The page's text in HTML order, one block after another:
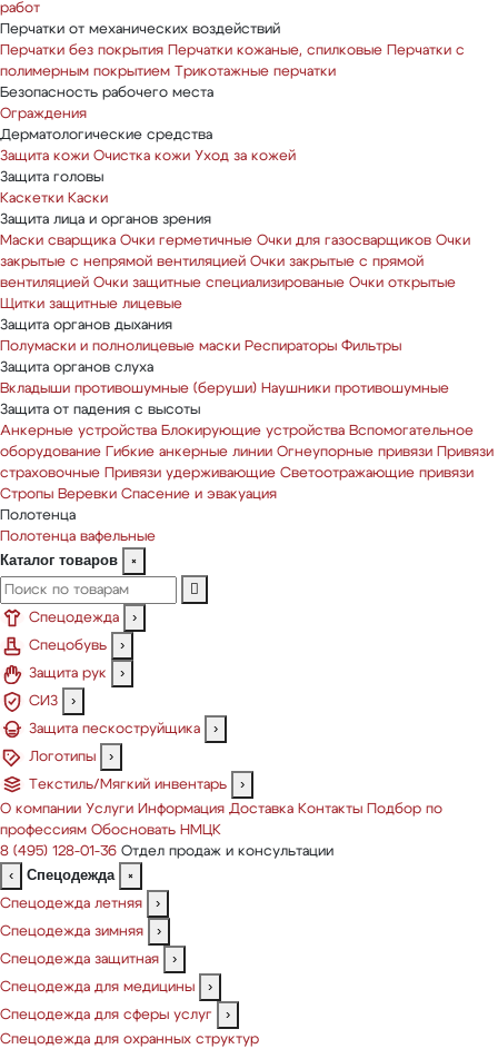
работ
Перчатки от механических воздействий
Перчатки без покрытия
Перчатки кожаные, спилковые
Перчатки с
полимерным покрытием
Трикотажные перчатки
Безопасность рабочего места
Ограждения
Дерматологические средства
Защита кожи Очистка кожи Уход за кожей
Защита головы
Каскетки Каски
Защита лица и органов зрения
Маски сварщика Очки герметичные Очки для газосварщиков Очки
закрытые с непрямой вентиляцией Очки закрытые с прямой
вентиляцией Очки защитные специализированые Очки открытые
Щитки защитные лицевые
Защита органов дыхания
Полумаски и полнолицевые маски Респираторы Фильтры
Защита органов слуха
Вкладыши противошумные (беруши) Наушники противошумные
Защита от падения с высоты
Анкерные устройства Блокирующие устройства Вспомогательное
оборудование
Гибкие анкерные линии Огнеупорные привязи
Привязи
страховочные
Привязи удерживающие Светоотражающие привязи
Стропы Веревки Спасение и эвакуация
Полотенца
Полотенца вафельные
Каталог товаров ×
Спецодежда
›
Спецобувь
›
Защита рук
›
СИЗ
›
Защита пескоструйщика
›
Логотипы
›
Текстиль/Мягкий инвентарь
›
О компании Услуги Информация Доставка Контакты
Подбор по
профессиям Обосновать НМЦК
8 (495) 128-01-36 Отдел продаж и консультации
‹
Спецодежда
×
Спецодежда летняя
›
Спецодежда зимняя
›
Спецодежда защитная
›
Спецодежда для медицины
›
Спецодежда для сферы услуг
›
Спецодежда для охранных структур